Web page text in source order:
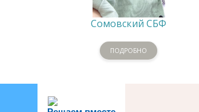
Сомовский СБФ
ПОДРОБНО